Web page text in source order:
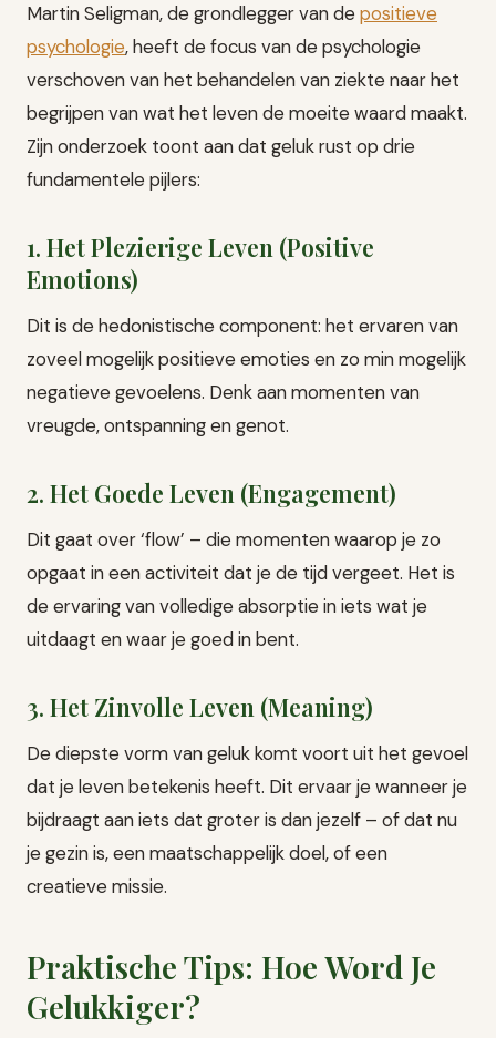
Martin Seligman, de grondlegger van depositieve
psychologie, heeft de focus van de psychologie
verschoven van het behandelen van ziekte naar het
begrijpen van wat het leven de moeite waard maakt.
Zijn onderzoek toont aan dat geluk rust op drie
fundamentele pijlers:
1. Het Plezierige Leven (Positive
Emotions)
Dit is de hedonistische component: het ervaren van
zoveel mogelijk positieve emoties en zo min mogelijk
negatieve gevoelens. Denk aan momenten van
vreugde, ontspanning en genot.
2. Het Goede Leven (Engagement)
Dit gaat over ‘flow’ – die momenten waarop je zo
opgaat in een activiteit dat je de tijd vergeet. Het is
de ervaring van volledige absorptie in iets wat je
uitdaagt en waar je goed in bent.
3. Het Zinvolle Leven (Meaning)
De diepste vorm van geluk komt voort uit het gevoel
dat je leven betekenis heeft. Dit ervaar je wanneer je
bijdraagt aan iets dat groter is dan jezelf – of dat nu
je gezin is, een maatschappelijk doel, of een
creatieve missie.
Praktische Tips: Hoe Word Je
Gelukkiger?